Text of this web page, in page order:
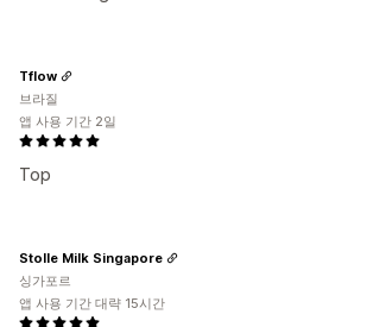
Top
Tflow
브라질
앱 사용 기간 2일
Stolle Milk Singapore
싱가포르
앱 사용 기간 대략 15시간